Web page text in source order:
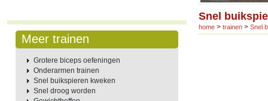
Meer trainen
Grotere biceps oefeningen
Onderarmen trainen
Snel buikspieren kweken
Snel droog worden
Snel
home > trainen > Snel